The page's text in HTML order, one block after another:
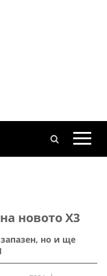
новото X3
но и ще